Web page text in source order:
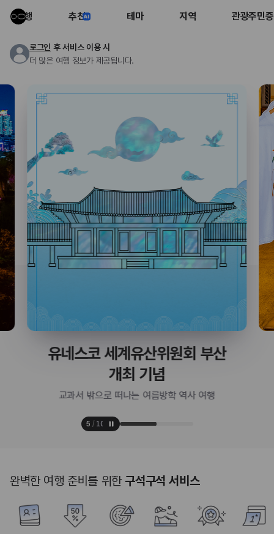
여행 추천 테마 지역 관광주민증
로그인 후 서비스 이용 시
더 많은 여행 정보가 제공됩니다.
유네스코 세계유산위원회 부산
개최 기념
교과서 밖으로 떠나는 여름방학 역사 여행
6 / 10
완벽한 여행 준비를 위한구석구석 서비스